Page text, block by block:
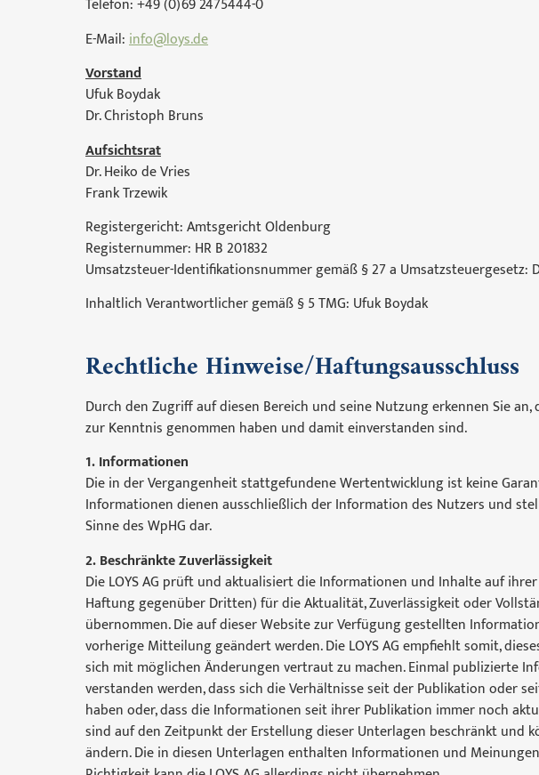
Telefon: +49 (0)69 2475444-0
E-Mail:info@loys.de
Vorstand
Ufuk Boydak
Dr. Christoph Bruns
Aufsichtsrat
Dr. Heiko de Vries
Frank Trzewik
Registergericht: Amtsgericht Oldenburg
Registernummer: HR B 201832
Umsatzsteuer-Identifikationsnummer gemäß § 27 a Umsatzsteuergesetz:
Inhaltlich Verantwortlicher gemäß § 5 TMG: Ufuk Boydak
Rechtliche Hinweise/Haftungsausschluss
Durch den Zugriff auf diesen Bereich und seine Nutzung erkennen Sie
zur Kenntnis genommen haben und damit einverstanden sind.
1. Informationen
Die in der Vergangenheit stattgefundene Wertentwicklung ist keine
Informationen dienen ausschließlich der Information des Nutzers und
Sinne des WpHG dar.
2. Beschränkte Zuverlässigkeit
Die LOYS AG prüft und aktualisiert die Informationen und Inhalte auf
Haftung gegenüber Dritten) für die Aktualität, Zuverlässigkeit oder
übernommen. Die auf dieser Website zur Verfügung gestellten
vorherige Mitteilung geändert werden. Die LOYS AG empfiehlt somit,
sich mit möglichen Änderungen vertraut zu machen. Einmal publizierte
verstanden werden, dass sich die Verhältnisse seit der Publikation oder
haben oder, dass die Informationen seit ihrer Publikation immer noch
sind auf den Zeitpunkt der Erstellung dieser Unterlagen beschränkt und
ändern. Die in diesen Unterlagen enthalten Informationen und